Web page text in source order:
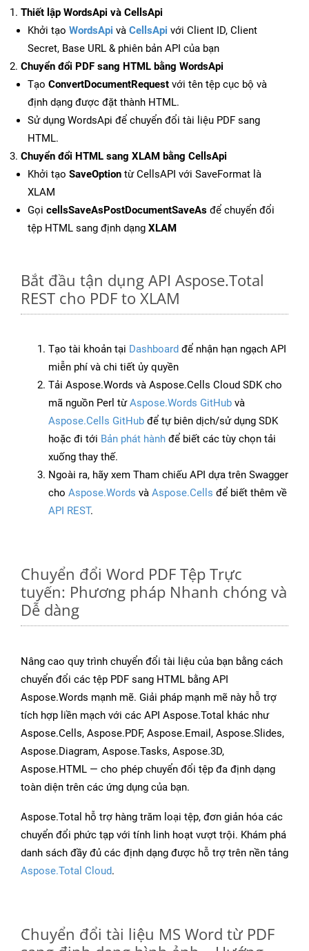
Thiết lập WordsApi và CellsApi
Khởi tạo WordsApi và CellsApi với Client ID, Client
Secret, Base URL & phiên bản API của bạn
Chuyển đổi PDF sang HTML bằng WordsApi
Tạo ConvertDocumentRequest với tên tệp cục bộ và
định dạng được đặt thành HTML.
Sử dụng WordsApi để chuyển đổi tài liệu PDF sang
HTML.
Chuyển đổi HTML sang XLAM bằng CellsApi
Khởi tạo SaveOption từ CellsAPI với SaveFormat là
XLAM
Gọi cellsSaveAsPostDocumentSaveAs để chuyển đổi
tệp HTML sang định dạng XLAM
Bắt đầu tận dụng API Aspose.Total
REST cho PDF to XLAM
Tạo tài khoản tại Dashboard để nhận hạn ngạch API
miễn phí và chi tiết ủy quyền
Tải Aspose.Words và Aspose.Cells Cloud SDK cho
mã nguồn Perl từAspose.Words GitHub và
Aspose.Cells GitHub để tự biên dịch/sử dụng SDK
hoặc đi tới Bản phát hành để biết các tùy chọn tải
xuống thay thế.
Ngoài ra, hãy xem Tham chiếu API dựa trên Swagger
cho Aspose.Words và Aspose.Cells để biết thêm về
API REST.
Chuyển đổi Word PDF Tệp Trực
tuyến: Phương pháp Nhanh chóng và
Dễ dàng
Nâng cao quy trình chuyển đổi tài liệu của bạn bằng cách
chuyển đổi các tệp PDF sang HTML bằng API
Aspose.Words mạnh mẽ. Giải pháp mạnh mẽ này hỗ trợ
tích hợp liền mạch với các API Aspose.Total khác như
Aspose.Cells, Aspose.PDF, Aspose.Email, Aspose.Slides,
Aspose.Diagram, Aspose.Tasks, Aspose.3D,
Aspose.HTML — cho phép chuyển đổi tệp đa định dạng
toàn diện trên các ứng dụng của bạn.
Aspose.Total hỗ trợ hàng trăm loại tệp, đơn giản hóa các
chuyển đổi phức tạp với tính linh hoạt vượt trội. Khám phá
danh sách đầy đủ các định dạng được hỗ trợ trên nền tảng
Aspose.Total Cloud.
Chuyển đổi tài liệu MS Word từ PDF